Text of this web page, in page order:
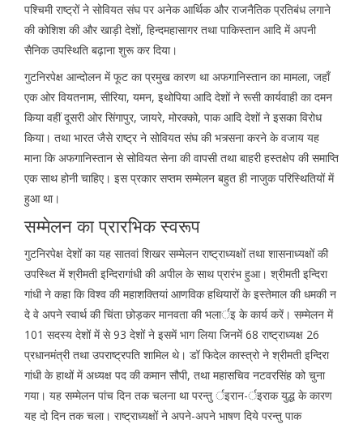
पश्चिमी राष्ट्रों ने सोवियत संघ पर अनेक आर्थिक और राजनैतिक प्रतिबंध लगाने
की कोशिश की और खाड़ी देशों, हिन्दमहासागर तथा पाकिस्तान आदि में अपनी
सैनिक उपस्थिति बढ़ाना शुरू कर दिया।
गुटनिरपेक्ष आन्दोलन में फूट का प्रमुख कारण था अफगानिस्तान का मामला, जहाँ
एक ओर वियतनाम, सीरिया, यमन, इथोपिया आदि देशों ने रूसी कार्यवाही का दमन
किया वहीं दूसरी ओर सिंगापुर, जायरे, मोरक्को, पाक आदि देशों ने इसका विरोध
किया। तथा भारत जैसे राष्ट्र ने सोवियत संघ की भत्र्सना करने के वजाय यह
माना कि अफगानिस्तान से सोवियत सेना की वापसी तथा बाहरी हस्तक्षेप की समाप्ति
एक साथ होनी चाहिए। इस प्रकार सप्तम सम्मेलन बहुत ही नाजुक परिस्थितियों में
हुआ था।
सम्मेलन का प्रारभिक स्वरूप
गुटनिरपेक्ष देशों का यह सातवां शिखर सम्मेलन राष्ट्राध्यक्षों तथा शासनाध्यक्षों की
उपस्थ्ति में श्रीमती इन्दिरागांधी की अपील के साथ प्रारंभ हुआ। श्रीमती इन्दिरा
गांधी ने कहा कि विश्व की महाशक्तियां आणविक हथियारों के इस्तेमाल की धमकी न
दे वे अपने स्वार्थ की चिंता छोड़कर मानवता की भलार्इ के कार्य करें। सम्मेलन में
101 सदस्य देशों में से 93 देशों ने इसमें भाग लिया जिनमें 68 राष्ट्राध्यक्ष 26
प्रधानमंत्री तथा उपराष्ट्रपति शामिल थे। डॉ फिदेल कास्त्रो ने श्रीमती इन्दिरा
गांधी के हाथों में अध्यक्ष पद की कमान सौपी, तथा महासचिव नटवरसिंह को चुना
गया। यह सम्मेलन पांच दिन तक चलना था परन्तु र्इरान-र्इराक युद्ध के कारण
यह दो दिन तक चला। राष्ट्राध्यक्षों ने अपने-अपने भाषण दिये परन्तु पाक